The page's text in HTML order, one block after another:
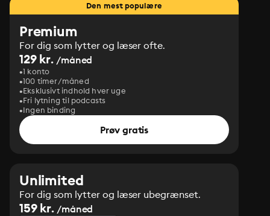
Den mest populære
Premium
For dig som lytter og læser ofte.
129 kr. /måned
1 konto
100 timer/måned
Eksklusivt indhold hver uge
Fri lytning til podcasts
Ingen binding
Prøv gratis
Unlimited
For dig som lytter og læser ubegrænset.
159 kr. /måned